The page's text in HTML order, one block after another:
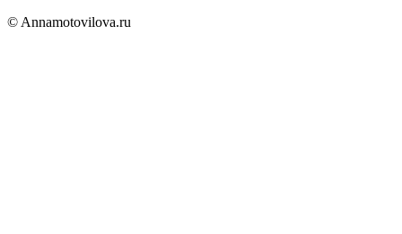
© Annamotovilova.ru